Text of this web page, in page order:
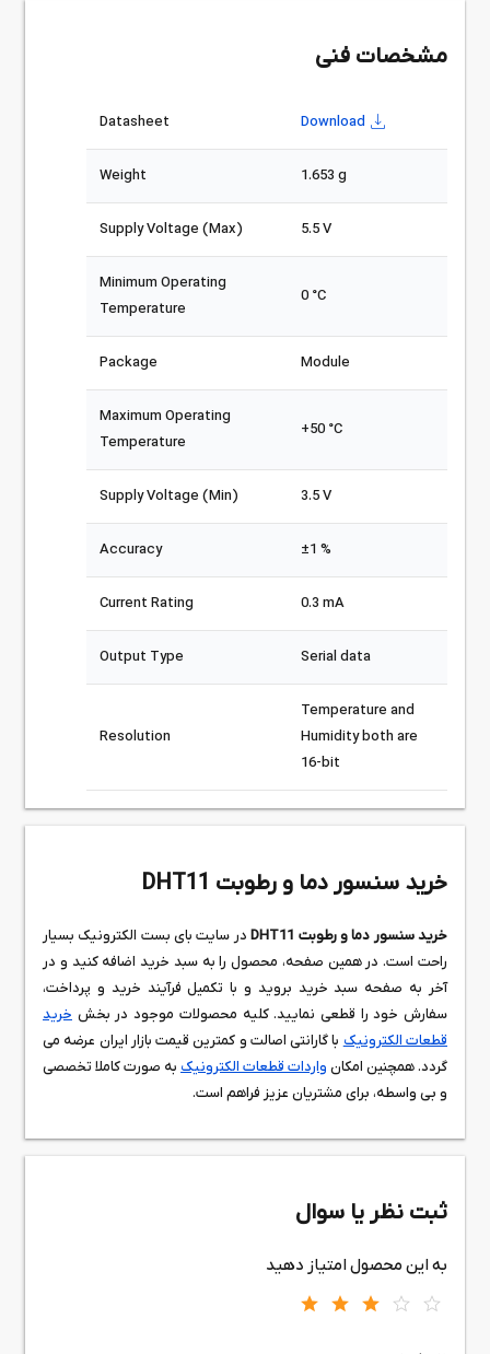
مشخصات فنی
Datasheet Download
Weight 1.653 g
Supply Voltage (Max) 5.5 V
Minimum Operating
Temperature
0 °C
Package Module
Maximum Operating
Temperature
+50 °C
Supply Voltage (Min) 3.5 V
Accuracy ±1 %
Current Rating 0.3 mA
Output Type Serial data
Resolution
Temperature and
Humidity both are
16-bit
خرید سنسور دما و رطوبت DHT11
خرید سنسور دما و رطوبت DHT11
در سایت بای بست الکترونیک بسیار
راحت است. در همین صفحه، محصول را به سبد خرید اضافه کنید و در
آخر به صفحه سبد خرید بروید و با تکمیل فرآیند خرید و پرداخت،
سفارش خود را قطعی نمایید. کلیه محصولات موجود در بخش خرید
قطعات الکترونیک با گارانتی اصالت و کمترین قیمت بازار ایران عرضه می
گردد. همچنین امکان واردات قطعات الکترونیک به صورت کاملا تخصصی
و بی واسطه، برای مشتریان عزیز فراهم است.
ثبت نظر یا سوال
به این محصول امتیاز دهید